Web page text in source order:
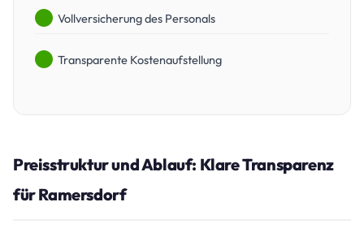
Vollversicherung des Personals
Transparente Kostenaufstellung
Preisstruktur und Ablauf: Klare Transparenz
für Ramersdorf